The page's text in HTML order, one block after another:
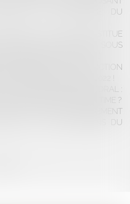
À L'ENCONTRE DU
BUREAU DE VOTE CONSTITUE
ÉLU DOIT REMPLIR SOUS
D'OFFICE
GÉNÉRAL DE LA FONCTION
VIGUEUR LE 1ER MARS 2022 !
DE HARCÈLEMENT MORAL :
L’AGENT VICTIME ?
EN CDI SUR LE FONDEMENT
2012 : LES PRÉCISIONS DU